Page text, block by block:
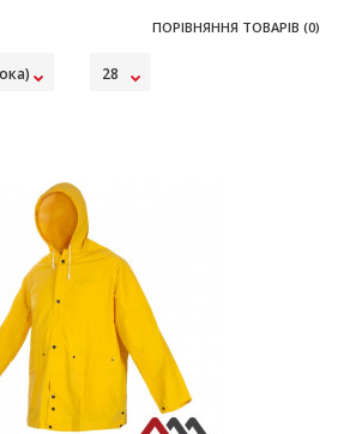
ПОРІВНЯННЯ ТОВАРІВ (0)